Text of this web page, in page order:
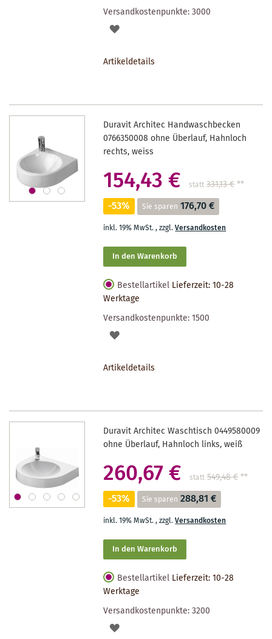
Versandkostenpunkte:3000
AUF
Artikeldetails
Duravit Architec Handwaschbecken
0766350008 ohne Überlauf, Hahnloch
rechts, weiss
154,43 € statt 331,13 €**
-53% Sie sparen 176,70 €
inkl. 19% MwSt.,zzgl.Versandkosten
In den Warenkorb
Bestellartikel Lieferzeit: 10-28
Werktage
Versandkostenpunkte:1500
AUF
Artikeldetails
Duravit Architec Waschtisch 0449580009
ohne Überlauf, Hahnloch links, weiß
260,67 € statt 549,48 €**
-53% Sie sparen 288,81 €
inkl. 19% MwSt.,zzgl.Versandkosten
In den Warenkorb
Bestellartikel Lieferzeit: 10-28
Werktage
Versandkostenpunkte:3200
AUF